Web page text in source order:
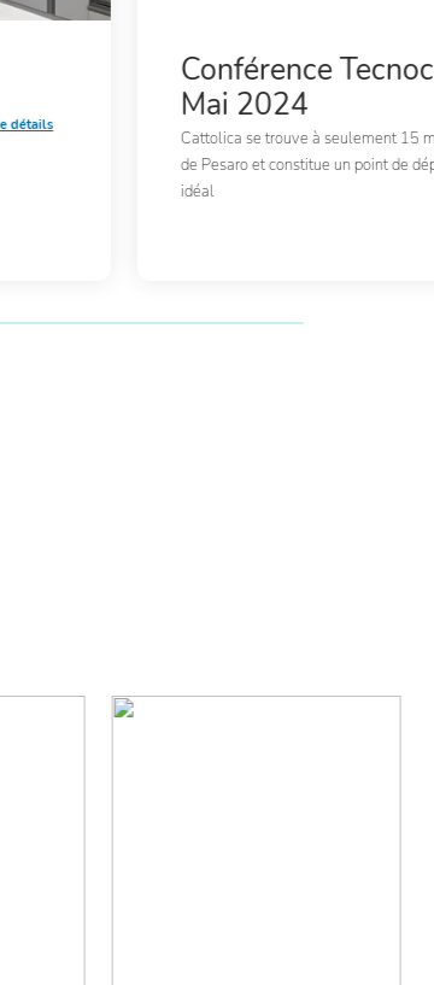
détails
Conférence
Mai 2024
Cattolica se trouve à seulement 15
de Pesaro et constitue un point de
idéal